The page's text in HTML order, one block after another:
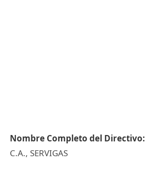
Nombre Completo del Directivo:
C.A., SERVIGAS